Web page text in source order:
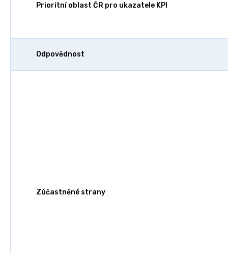
Prioritní oblast ČR pro ukazatele KPI
Odpovědnost
Zúčastněné strany